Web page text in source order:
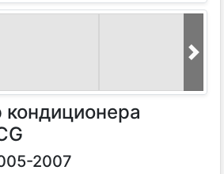
2007